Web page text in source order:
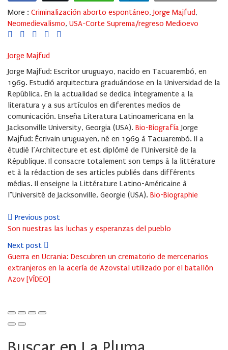
More : Criminalización aborto espontáneo, Jorge Majfud,
Neomedievalismo, USA-Corte Suprema/regreso Medioevo
Jorge Majfud
Jorge Majfud: Escritor uruguayo, nacido en Tacuarembó, en
1969. Estudió arquitectura graduándose en la Universidad de la
República. En la actualidad se dedica íntegramente a la
literatura y a sus artículos en diferentes medios de
comunicación. Enseña Literatura Latinoamericana en la
Jacksonville University, Georgia (USA). Bio-Biografía Jorge
Majfud: Écrivain uruguayen, né en 1969 à Tacuarembó. Il a
étudié l’Architecture et est diplômé de l’Université de la
République. Il consacre totalement son temps à la littérature
et à la rédaction de ses articles publiés dans différents
médias. Il enseigne la Littérature Latino-Américaine à
l"Université de Jacksonville, Georgie (USA). Bio-Biographie
Previous post
Son nuestras las luchas y esperanzas del pueblo
Next post
Guerra en Ucrania: Descubren un crematorio de mercenarios
extranjeros en la acería de Azovstal utilizado por el batallón
Azov [VÍDEO]